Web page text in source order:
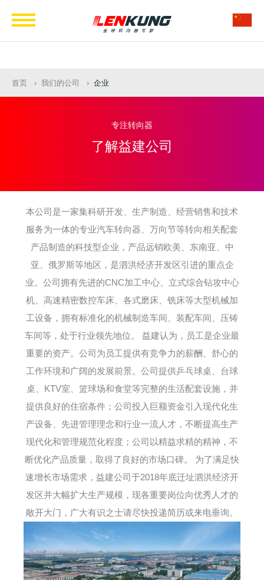
首页 我们的公司 企业
专注转向器
了解益建公司
本公司是一家集科研开发、生产制造、经营销售和技术
服务为一体的专业汽车转向器、万向节等转向相关配套
产品制造的科技型企业，产品远销欧美、东南亚、中
亚、俄罗斯等地区，是泗洪经济开发区引进的重点企
业。公司拥有先进的CNC加工中心、立式综合钻攻中心
机、高速精密数控车床、各式磨床、铣床等大型机械加
工设备，拥有标准化的机械制造车间、装配车间、压铸
车间等，处于行业领先地位。 益建认为，员工是企业最
重要的资产。公司为员工提供有竞争力的薪酬、舒心的
工作环境和广阔的发展前景。公司提供乒乓球桌、台球
桌、KTV室、篮球场和食堂等完整的生活配套设施，并
提供良好的住宿条件；公司投入巨额资金引入现代化生
产设备、先进管理理念和行业一流人才，不断提高生产
现代化和管理规范化程度；公司以精益求精的精神，不
断优化产品质量，取得了良好的市场口碑。 为了满足快
速增长市场需求，益建公司于2018年底迁址泗洪经济开
发区并大幅扩大生产规模，现各重要岗位向优秀人才的
敞开大门，广大有识之士请尽快投递简历或来电垂询。